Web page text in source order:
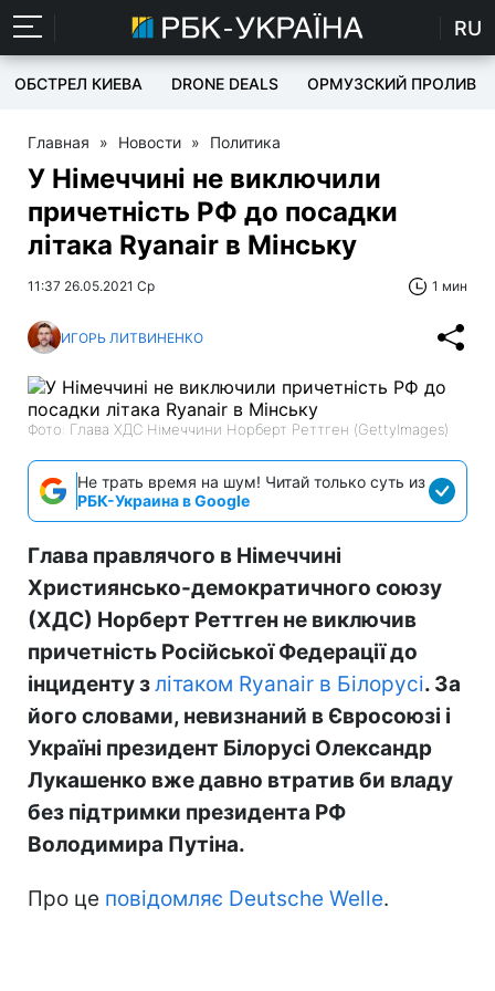
RU
ОБСТРЕЛ КИЕВА DRONE DEALS ОРМУЗСКИЙ ПРОЛИВ
Главная » Новости » Политика
У Німеччині не виключили
причетність РФ до посадки
літака Ryanair в Мінську
11:37 26.05.2021 Ср 1 мин
ИГОРЬ ЛИТВИНЕНКО
Фото: Глава ХДС Німеччини Норберт Реттген (GettyImages)
Не трать время на шум! Читай только суть из
РБК-Украина в Google
Глава правлячого в Німеччині
Християнсько-демократичного союзу
(ХДС) Норберт Реттген не виключив
причетність Російської Федерації до
інциденту злітаком Ryanair в Білорусі. За
його словами, невизнаний в Євросоюзі і
Україні президент Білорусі Олександр
Лукашенко вже давно втратив би владу
без підтримки президента РФ
Володимира Путіна.
Про це повідомляє Deutsche Welle.